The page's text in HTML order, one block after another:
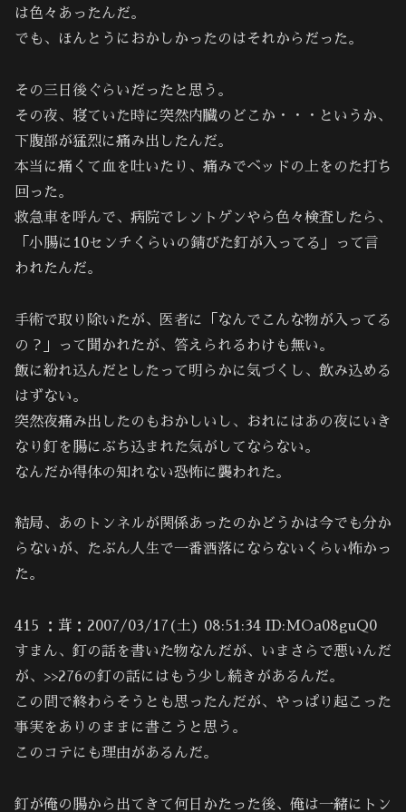
は色々あったんだ。
でも、ほんとうにおかしかったのはそれからだった。
その三日後ぐらいだったと思う。
その夜、寝ていた時に突然内臓のどこか・・・というか、
下腹部が猛烈に痛み出したんだ。
本当に痛くて血を吐いたり、痛みでベッドの上をのた打ち
回った。
救急車を呼んで、病院でレントゲンやら色々検査したら、
「小腸に10センチくらいの錆びた釘が入ってる」って言
われたんだ。
手術で取り除いたが、医者に「なんでこんな物が入ってる
の？」って聞かれたが、答えられるわけも無い。
飯に紛れ込んだとしたって明らかに気づくし、飲み込める
はずない。
突然夜痛み出したのもおかしいし、おれにはあの夜にいき
なり釘を腸にぶち込まれた気がしてならない。
なんだか得体の知れない恐怖に襲われた。
結局、あのトンネルが関係あったのかどうかは今でも分か
らないが、たぶん人生で一番洒落にならないくらい怖かっ
た。
415 ：茸：2007/03/17(土) 08:51:34 ID:MOa08guQ0
すまん、釘の話を書いた物なんだが、いまさらで悪いんだ
が、>>276の釘の話にはもう少し続きがあるんだ。
この間で終わらそうとも思ったんだが、やっぱり起こった
事実をありのままに書こうと思う。
このコテにも理由があるんだ。
釘が俺の腸から出てきて何日かたった後、俺は一緒にトン